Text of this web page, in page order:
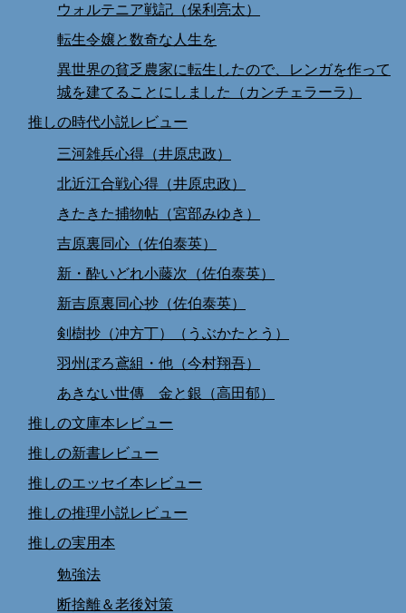
ウォルテニア戦記（保利亮太）
転生令嬢と数奇な人生を
異世界の貧乏農家に転生したので、レンガを作って
城を建てることにしました（カンチェラーラ）
推しの時代小説レビュー
三河雑兵心得（井原忠政）
北近江合戦心得（井原忠政）
きたきた捕物帖（宮部みゆき）
吉原裏同心（佐伯泰英）
新・酔いどれ小藤次（佐伯泰英）
新吉原裏同心抄（佐伯泰英）
剣樹抄（冲方丁）（うぶかたとう）
羽州ぼろ鳶組・他（今村翔吾）
あきない世傳 金と銀（高田郁）
推しの文庫本レビュー
推しの新書レビュー
推しのエッセイ本レビュー
推しの推理小説レビュー
推しの実用本
勉強法
断捨離＆老後対策